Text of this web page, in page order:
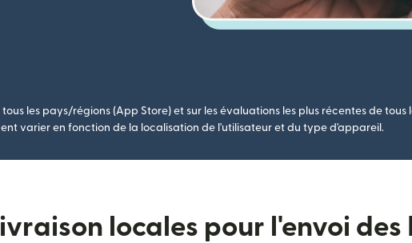
les pays/régions (App Store) et sur les évaluations les plus récentes de tous
varier en fonction de la localisation de l'utilisateur et du type d'appareil.
locales pour l'envoi des